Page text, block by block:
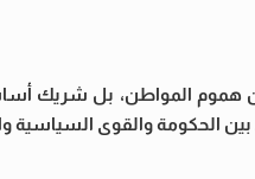
المواطن، بل شريك
بين الحكومة والقوى